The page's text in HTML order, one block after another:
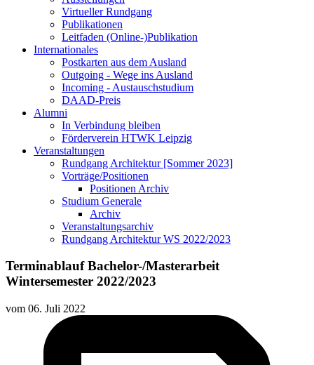
Virtueller Rundgang
Publikationen
Leitfaden (Online-)Publikation
Internationales
Postkarten aus dem Ausland
Outgoing - Wege ins Ausland
Incoming - Austauschstudium
DAAD-Preis
Alumni
In Verbindung bleiben
Förderverein HTWK Leipzig
Veranstaltungen
Rundgang Architektur [Sommer 2023]
Vorträge/Positionen
Positionen Archiv
Studium Generale
Archiv
Veranstaltungsarchiv
Rundgang Architektur WS 2022/2023
Terminablauf Bachelor-/Masterarbeit
Wintersemester 2022/2023
vom 06. Juli 2022